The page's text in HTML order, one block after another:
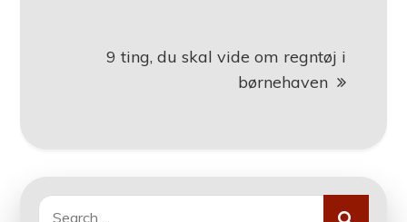
9 ting, du skal vide om regntøj i
børnehaven
Search